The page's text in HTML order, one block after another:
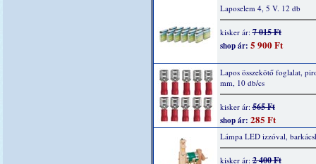
Laposelem 4, 5 V. 12 db
kisker ár:7 015 Ft
shop ár: 5 900 Ft
Lapos összekötő foglalat,
mm, 10 db/cs
kisker ár:565 Ft
shop ár: 285 Ft
Lámpa LED izzóval,
kisker ár:2 400 Ft